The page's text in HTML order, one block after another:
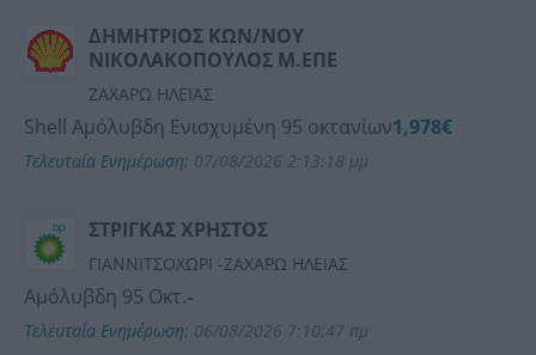
ΔΗΜΗΤΡΙΟΣ ΚΩΝ/ΝΟΥ
ΝΙΚΟΛΑΚΟΠΟΥΛΟΣ Μ.ΕΠΕ
ΖΑΧΑΡΩ ΗΛΕΙΑΣ
Shell Αμόλυβδη Ενισχυμένη 95 οκτανίων1,978€
Τελευταία Ενημέρωση: 07/08/2026 2:13:18 μμ
ΣΤΡΙΓΚΑΣ ΧΡΗΣΤΟΣ
ΓΙΑΝΝΙΤΣΟΧΩΡΙ -ΖΑΧΑΡΩ ΗΛΕΙΑΣ
Αμόλυβδη 95 Οκτ.-
Τελευταία Ενημέρωση: 06/08/2026 7:10:47 πμ